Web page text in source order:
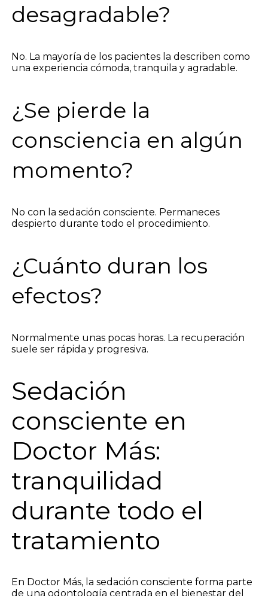
desagradable?
No. La mayoría de los pacientes la describen como
una experiencia cómoda, tranquila y agradable.
¿Se pierde la
consciencia en algún
momento?
No con la sedación consciente. Permaneces
despierto durante todo el procedimiento.
¿Cuánto duran los
efectos?
Normalmente unas pocas horas. La recuperación
suele ser rápida y progresiva.
Sedación
consciente en
Doctor Más:
tranquilidad
durante todo el
tratamiento
En Doctor Más, la sedación consciente forma parte
de una odontología centrada en el bienestar del